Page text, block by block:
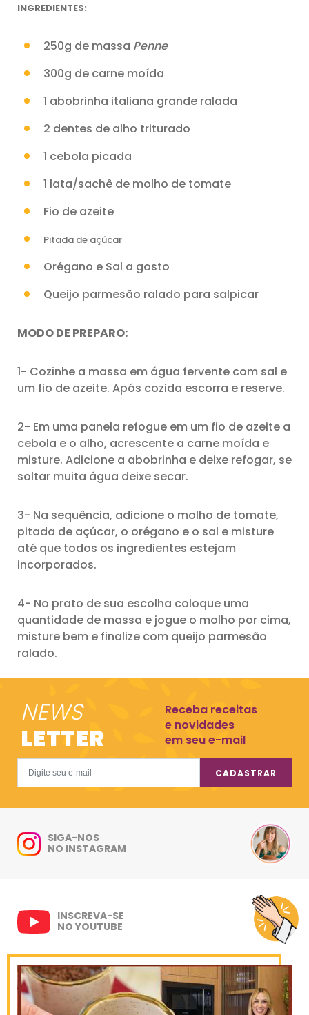
INGREDIENTES:
250g de massa Penne
300g de carne moída
1 abobrinha italiana grande ralada
2 dentes de alho triturado
1 cebola picada
1 lata/sachê de molho de tomate
Fio de azeite
Pitada de açúcar
Orégano e Sal a gosto
Queijo parmesão ralado para salpicar
MODO DE PREPARO:
1- Cozinhe a massa em água fervente com sal e
um fio de azeite. Após cozida escorra e reserve.
2- Em uma panela refogue em um fio de azeite a
cebola e o alho, acrescente a carne moída e
misture. Adicione a abobrinha e deixe refogar, se
soltar muita água deixe secar.
3- Na sequência, adicione o molho de tomate,
pitada de açúcar, o orégano e o sal e misture
até que todos os ingredientes estejam
incorporados.
4- No prato de sua escolha coloque uma
quantidade de massa e jogue o molho por cima,
misture bem e finalize com queijo parmesão
ralado.
NEWS
LETTER
Receba receitas
e novidades
em seu e-mail
CADASTRAR
SIGA-NOS
NO INSTAGRAM
INSCREVA-SE
NO YOUTUBE